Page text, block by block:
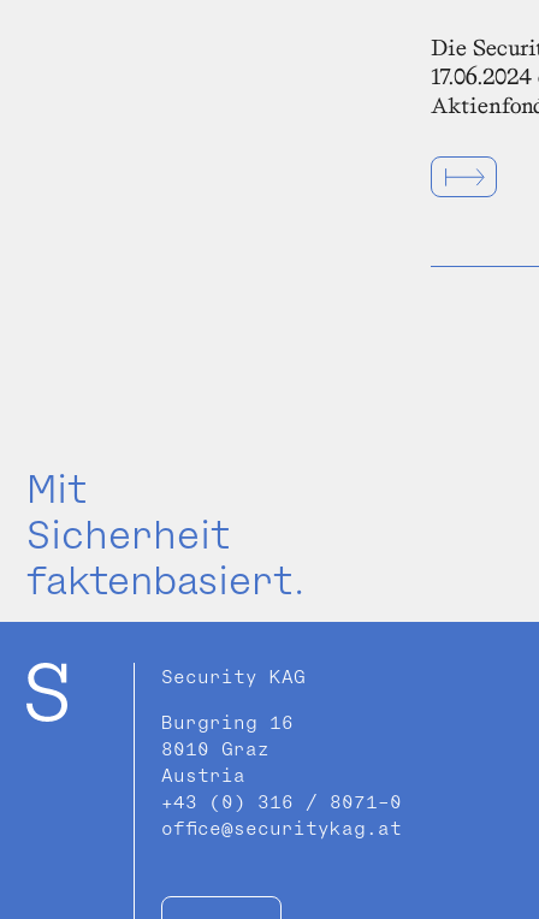
Die
Mit
Sicherheit
faktenbasiert.
Security KAG
Burgring 16
8010 Graz
Austria
+43 (0) 316 / 8071-0
office@securitykag.at